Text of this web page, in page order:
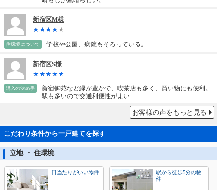
新宿区M様
住環境について 学校や公園、病院もそろっている。
新宿区S様
購入の決め手
新宿御苑など緑が豊かで、喫茶店も多く、買い物にも便利。
駅も多いので交通利便性がよい
お客様の声をもっと見る
こだわり条件から一戸建てを探す
立地 ・ 住環境
日当たりがいい物件
駅から徒歩5分の物
件